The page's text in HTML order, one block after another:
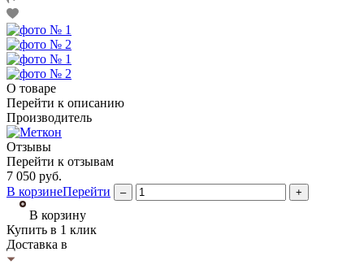
О товаре
Перейти к описанию
Производитель
Отзывы
Перейти к отзывам
7 050 руб.
В корзинеПерейти – +
В корзину
Купить в 1 клик
Доставка в